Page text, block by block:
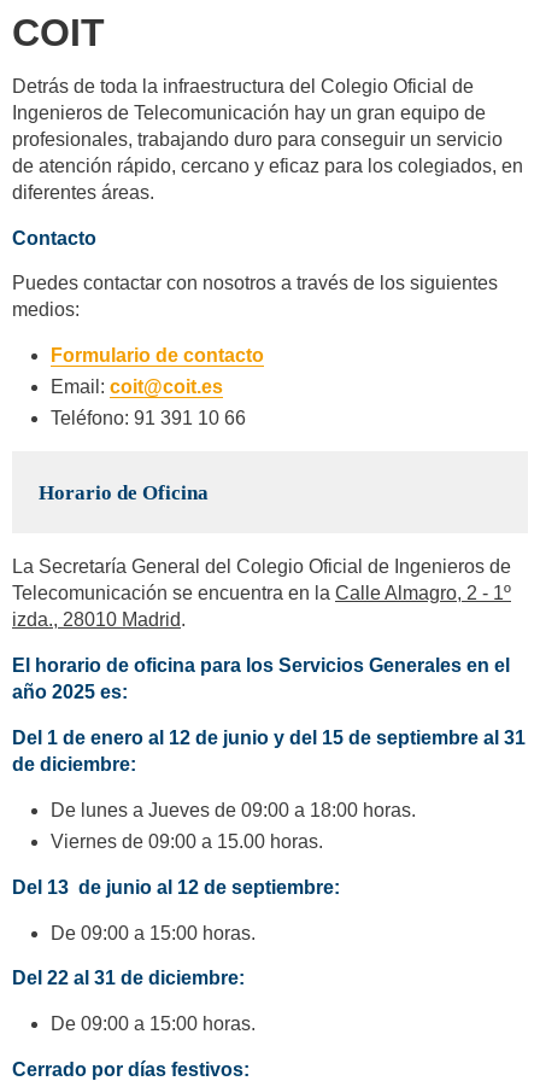
COIT
Detrás de toda la infraestructura del Colegio Oficial de
Ingenieros de Telecomunicación hay un gran equipo de
profesionales, trabajando duro para conseguir un servicio
de atención rápido, cercano y eficaz para los colegiados, en
diferentes áreas.
Contacto
Puedes contactar con nosotros a través de los siguientes
medios:
Formulario de contacto
Email: coit@coit.es
Teléfono: 91 391 10 66
Horario de Oficina
La Secretaría General del Colegio Oficial de Ingenieros de
Telecomunicación se encuentra en la Calle Almagro, 2 - 1º
izda., 28010 Madrid.
El horario de oficina para los Servicios Generales en el
año 2025 es:
Del 1 de enero al 12 de junio y del 15 de septiembre al 31
de diciembre:
De lunes a Jueves de 09:00 a 18:00 horas.
Viernes de 09:00 a 15.00 horas.
Del 13 de junio al 12 de septiembre:
De 09:00 a 15:00 horas.
Del 22 al 31 de diciembre:
De 09:00 a 15:00 horas.
Cerrado por días festivos: